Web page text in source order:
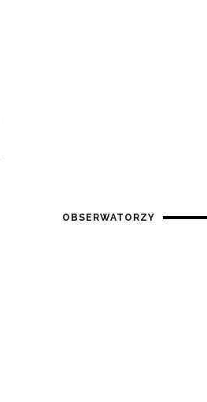
OBSERWATORZY